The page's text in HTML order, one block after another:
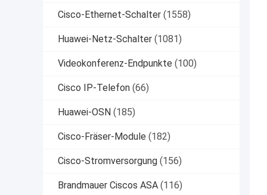
Cisco-Ethernet-Schalter (1558)
Huawei-Netz-Schalter (1081)
Videokonferenz-Endpunkte (100)
Cisco IP-Telefon (66)
Huawei-OSN (185)
Cisco-Fräser-Module (182)
Cisco-Stromversorgung (156)
Brandmauer Ciscos ASA (116)